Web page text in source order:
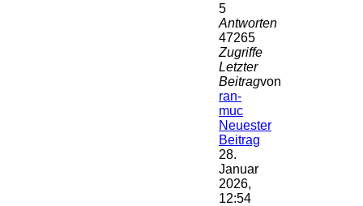
5
Antworten
47265
Zugriffe
Letzter
Beitragvon
ran-
muc
Neuester
Beitrag
28.
Januar
2026,
12:54